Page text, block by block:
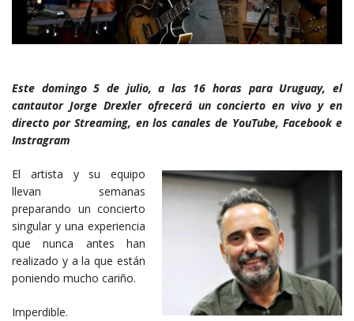
Este domingo 5 de julio, a las 16 horas para Uruguay, el
cantautor Jorge Drexler ofrecerá un concierto en vivo y en
directo por Streaming, en los canales de YouTube, Facebook e
Instragram
El artista y su equipo
llevan semanas
preparando un concierto
singular y una experiencia
que nunca antes han
realizado y a la que están
poniendo mucho cariño.
Imperdible.